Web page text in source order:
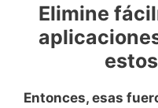
Elimine
Entonces, esas